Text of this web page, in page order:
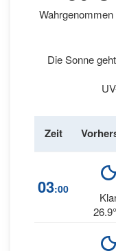
Wahrgenommen
Die Sonne
Zeit
03:00